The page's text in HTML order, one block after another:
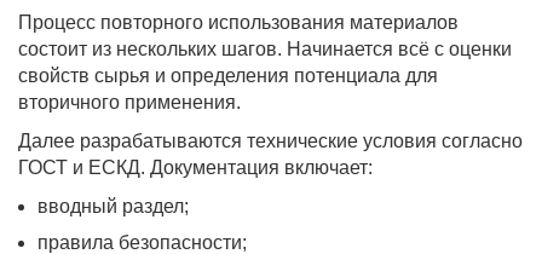
Процесс повторного использования материалов
состоит из нескольких шагов. Начинается всё с оценки
свойств сырья и определения потенциала для
вторичного применения.
Далее разрабатываются технические условия согласно
ГОСТ и ЕСКД. Документация включает:
вводный раздел;
правила безопасности;